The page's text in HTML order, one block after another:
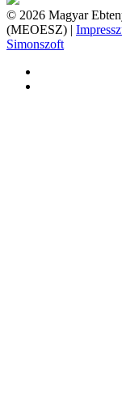
© 2026 Magyar
(MEOESZ) |
Simonszoft